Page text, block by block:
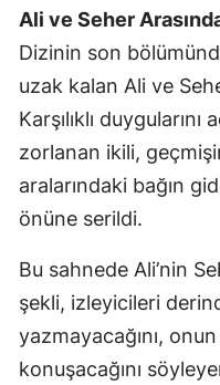
Ali ve Seher
Dizinin son
uzak kalan Ali ve
Karşılıklı
zorlanan ikili,
aralarındaki bağın
önüne serildi.
Bu sahnede Ali’nin
şekli, izleyicileri
yazmayacağını,
konuşacağını